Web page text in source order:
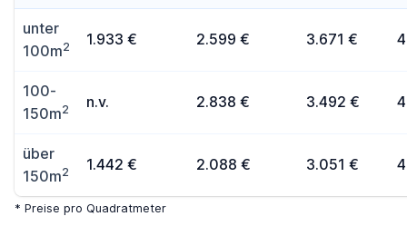
unter
100m2 1.933 € 2.599 € 3.671 €
100-
150m2 n.v. 2.838 € 3.492 €
über
150m2 1.442 € 2.088 € 3.051 €
* Preise pro Quadratmeter